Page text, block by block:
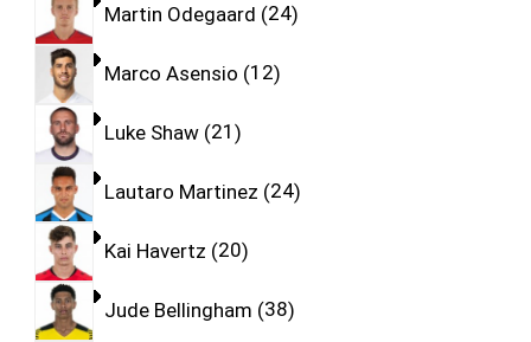
Martin Odegaard 24
Marco Asensio 12
Luke Shaw 21
Lautaro Martinez 24
Kai Havertz 20
Jude Bellingham 38